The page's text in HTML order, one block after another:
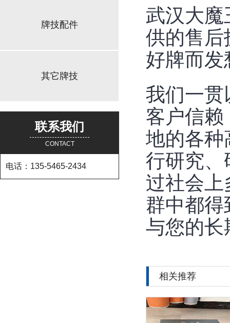
牌技配件
其它牌技
联系我们
CONTACT
电话：135-5465-2434
武汉大
供的售
好牌而
我们一贯
客户信
地的各
行研究
过社会
群中都
与您的
相关推荐